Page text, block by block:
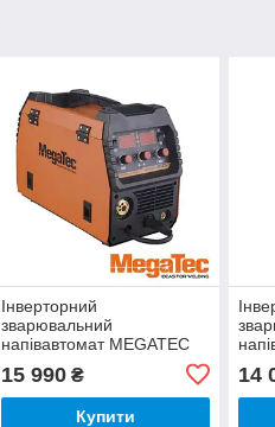
Інверторний
зварювальний
напівавтомат MEGATEC
15 990₴
Купити
14